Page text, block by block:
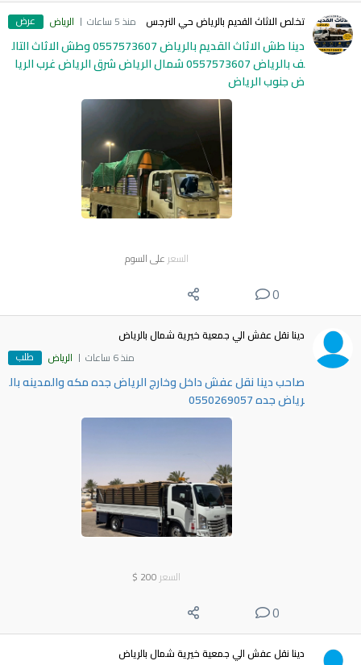
تخلص الاثاث القديم بالرياض حي النرجس منذ 5 ساعات الرياض عرض
دينا طش الاثاث القديم بالرياض 0557573607 وطش الاثاث التال
ف بالرياض 0557573607 شمال الرياض شرق الرياض غرب الريا
ض جنوب الرياض
السعر على السوم
0
دينا نقل عفش الي جمعية خيرية شمال بالرياض
منذ 6 ساعات
الرياض طلب
صاحب دينا نقل عفش داخل وخارج الرياض جده مكه والمدينه بال
رياض جده 0550269057
السعر 200
$
0
دينا نقل عفش الي جمعية خيرية شمال بالرياض